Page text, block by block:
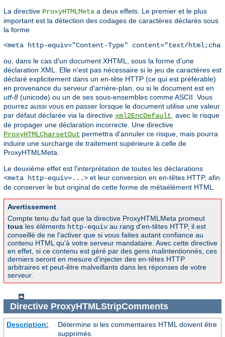
La directive ProxyHTMLMeta a deux effets. Le premier et le plus
important est la détection des codages de caractères déclarés sous
la forme
<meta http-equiv="Content-Type" content="text/
ou, dans le cas d'un document XHTML, sous la forme d'une
déclaration XML. Elle n'est pas nécessaire si le jeu de caractères est
déclaré explicitement dans un en-tête HTTP (ce qui est préférable)
en provenance du serveur d'arrière-plan, ou si le document est en
utf-8 (unicode) ou un de ses sous-ensembles comme ASCII. Vous
pourrez aussi vous en passer lorsque le document utilise une valeur
par défaut déclarée via la directive xml2EncDefault , avec le risque
de propager une déclaration incorrecte. Une directive
ProxyHTMLCharsetOut permettra d'annuler ce risque, mais pourra
induire une surcharge de traitement supérieure à celle de
ProxyHTMLMeta.
Le deuxième effet est l'interprétation de toutes les déclarations
<meta http-equiv=...> et leur conversion en en-têtes HTTP, afin
de conserver le but original de cette forme de métaélément HTML.
Avertissement
Compte tenu du fait que la directive ProxyHTMLMeta promeut
tous les éléments http-equiv au rang d'en-têtes HTTP, il est
conseillé de ne l'activer que si vous faites autant confiance au
contenu HTML qu'à votre serveur mandataire. Avec cette directive
en effet, si ce contenu est géré par des gens malintentionnés, ces
derniers seront en mesure d'injecter des en-têtes HTTP
arbitraires et peut-être malveillants dans les réponses de votre
serveur.
Directive ProxyHTMLStripComments
Description:
Détermine si les commentaires HTML doivent être
supprimés.